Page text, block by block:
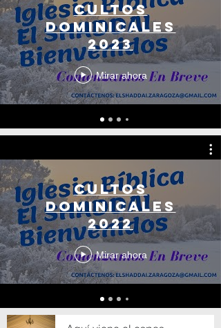
Cultos
dominicales
2023
Mirar ahora
Cultos
dominicales
2022
Mirar ahora